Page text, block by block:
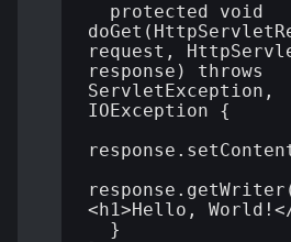
protected void
request,
response) throws
ServletException,
IOException {
<h1>Hello,
}